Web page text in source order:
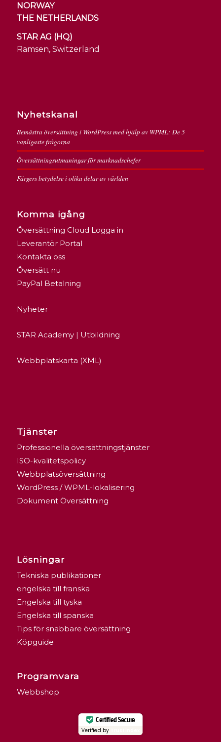
NORWAY
THE NETHERLANDS
STAR AG (HQ)
Ramsen, Switzerland
Nyhetskanal
Bemästra översättning i WordPress med hjälp av WPML: De 5
vanligaste frågorna
Översättningsutmaningar för marknadschefer
Färgers betydelse i olika delar av världen
Komma igång
Översättning Cloud Logga in
Leverantör Portal
Kontakta oss
Översätt nu
PayPal Betalning
Nyheter
STAR Academy | Utbildning
Webbplatskarta (XML)
Tjänster
Professionella översättningstjänster
ISO-kvalitetspolicy
Webbplatsöversättning
WordPress / WPML-lokalisering
Dokument Översättning
Lösningar
Tekniska publikationer
engelska till franska
Engelska till tyska
Engelska till spanska
Tips för snabbare översättning
Köpguide
Programvara
Webbshop
Certified Secure
Verified by